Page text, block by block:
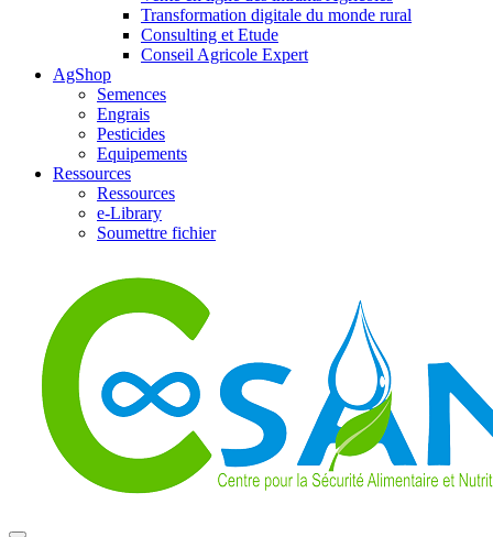
Transformation digitale du monde rural
Consulting et Etude
Conseil Agricole Expert
AgShop
Semences
Engrais
Pesticides
Equipements
Ressources
Ressources
e-Library
Soumettre fichier